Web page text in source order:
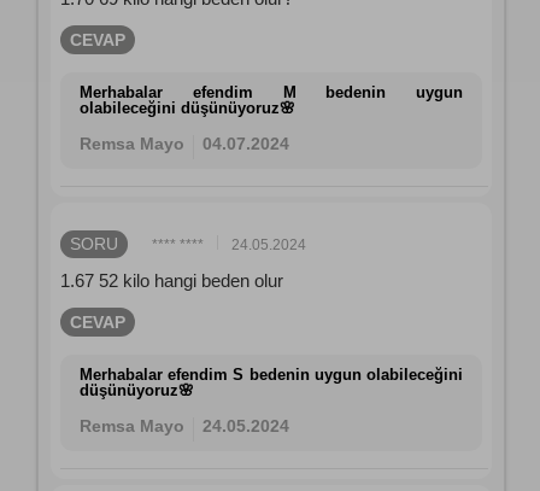
CEVAP
Merhabalar efendim M bedenin uygun
olabileceğini düşünüyoruz🌸
Remsa Mayo 04.07.2024
SORU **** **** 24.05.2024
1.67 52 kilo hangi beden olur
CEVAP
Merhabalar efendim S bedenin uygun olabileceğini
düşünüyoruz🌸
Remsa Mayo 24.05.2024